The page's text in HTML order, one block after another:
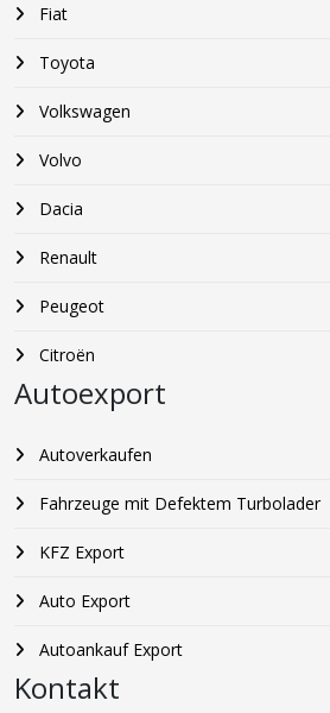
Fiat
Toyota
Volkswagen
Volvo
Dacia
Renault
Peugeot
Citroën
Autoexport
Autoverkaufen
Fahrzeuge mit Defektem Turbolader
KFZ Export
Auto Export
Autoankauf Export
Kontakt